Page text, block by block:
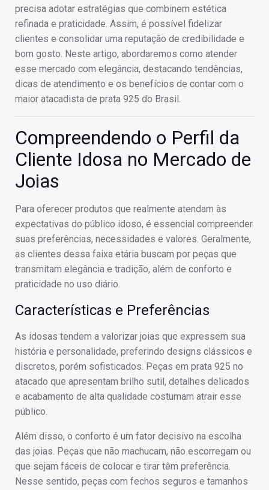
precisa adotar estratégias que combinem estética
refinada e praticidade. Assim, é possível fidelizar
clientes e consolidar uma reputação de credibilidade e
bom gosto. Neste artigo, abordaremos como atender
esse mercado com elegância, destacando tendências,
dicas de atendimento e os benefícios de contar com o
maior atacadista de prata 925 do Brasil.
Compreendendo o Perfil da
Cliente Idosa no Mercado de
Joias
Para oferecer produtos que realmente atendam às
expectativas do público idoso, é essencial compreender
suas preferências, necessidades e valores. Geralmente,
as clientes dessa faixa etária buscam por peças que
transmitam elegância e tradição, além de conforto e
praticidade no uso diário.
Características e Preferências
As idosas tendem a valorizar joias que expressem sua
história e personalidade, preferindo designs clássicos e
discretos, porém sofisticados. Peças em prata 925 no
atacado que apresentam brilho sutil, detalhes delicados
e acabamento de alta qualidade costumam atrair esse
público.
Além disso, o conforto é um fator decisivo na escolha
das joias. Peças que não machucam, não escorregam ou
que sejam fáceis de colocar e tirar têm preferência.
Nesse sentido, peças com fechos seguros e tamanhos